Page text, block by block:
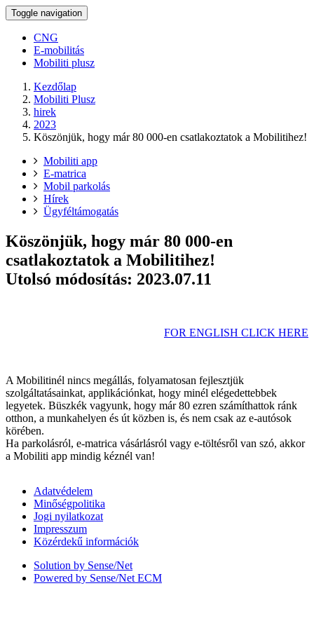
Toggle navigation
CNG
E-mobilitás
Mobiliti plusz
Kezdőlap
Mobiliti Plusz
hirek
2023
Köszönjük, hogy már 80 000-en csatlakoztatok a Mobilitihez!
Mobiliti app
E-matrica
Mobil parkolás
Hírek
Ügyféltámogatás
Köszönjük, hogy már 80 000-en
csatlakoztatok a Mobilitihez!
Utolsó módosítás: 2023.07.11
FOR ENGLISH CLICK HERE
A Mobilitinél nincs megállás, folyamatosan fejlesztjük
szolgáltatásainkat, applikációnkat, hogy minél elégedettebbek
legyetek. Büszkék vagyunk, hogy már 80 ezren számíthattok ránk
otthon, a munkahelyen és út közben is, és nem csak az e-autósok
körében.
Ha parkolásról, e-matrica vásárlásról vagy e-töltésről van szó, akkor
a Mobiliti app mindig kéznél van!
Adatvédelem
Minőségpolitika
Jogi nyilatkozat
Impresszum
Közérdekű információk
Solution by Sense/Net
Powered by Sense/Net ECM